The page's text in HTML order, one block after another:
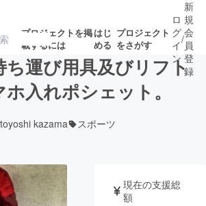
プロジェクトを掲
載するには
はじ
める
プロジェクト
をさがす
ェクト
ロジェクト
写真 音楽
ロ
グ
イ
ン
/
新
規
会
員
登
録
ち運び用具及びリフト
入れポシェット。
toyoshi kazama スポーツ
現在の支援総
額